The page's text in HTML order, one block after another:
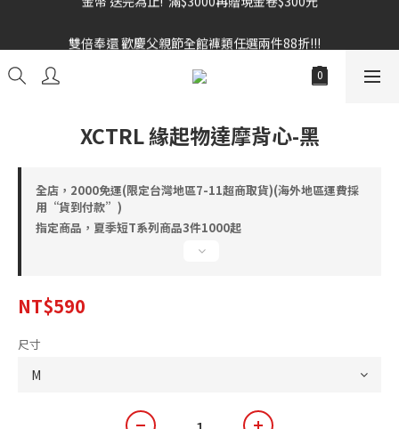
XCTRL 緣起物達摩背心-黑
全店，2000免運(限定台灣地區7-11超商取貨)(海外地區運費採
用“貨到付款”)
指定商品，夏季短T系列商品3件1000起
NT$590
尺寸